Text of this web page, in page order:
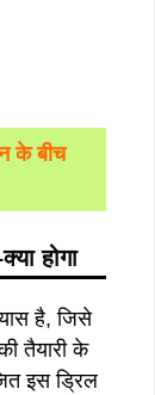
के बीच
क्या होगा
है, जिसे
तैयारी के
इस ड्रिल